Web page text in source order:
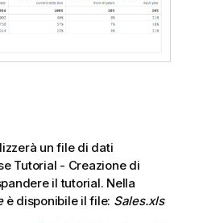
un file di dati
Tutorial - Creazione di
il tutorial. Nella
è disponibile il file: Sales.xls